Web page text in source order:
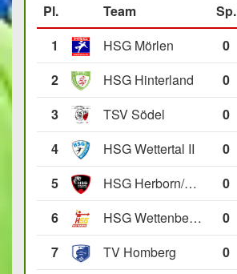
Pl. Team Sp.
1
HSG Mörlen 0
2
HSG Hinterland 0
3
TSV Södel 0
4
HSG Wettertal II 0
5
HSG Herborn/Seelbach 0
6
HSG Wettenberg III 0
7
TV Homberg 0